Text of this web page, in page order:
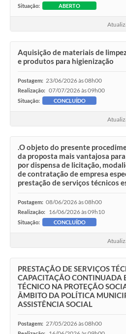
Situação: ABERTO
Aquisição de materiais de
e produtos para higienização
Postagem: 23/06/2026 às 08h00
Realização: 07/07/2026 às 09h00
Situação: CONCLUÍDO
.O objeto do presente
da proposta mais vantajosa
por dispensa de licitação,
de contratação de empresa
prestação de serviços técnicos
Postagem: 08/06/2026 às 08h00
Realização: 16/06/2026 às 09h10
Situação: CONCLUÍDO
PRESTAÇÃO DE SERVIÇOS
CAPACITAÇÃO CONTINUADA
TÉCNICO NA PROTEÇÃO
ÂMBITO DA POLÍTICA
ASSISTÊNCIA SOCIAL
Postagem: 27/05/2026 às 08h00